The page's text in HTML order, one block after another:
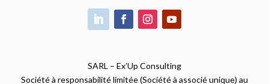
SARL – Ex’Up Consulting
Société à responsabilité limitée (Société à associé unique) au